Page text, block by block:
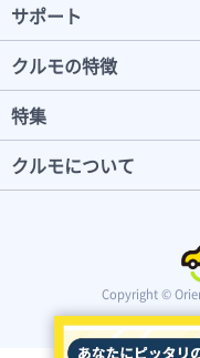
サポート
クルモの特徴
特集
クルモについて
Copyright ©